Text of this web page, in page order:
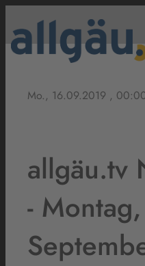
Mo., 16.09.2019 ,
allgäu.tv
-